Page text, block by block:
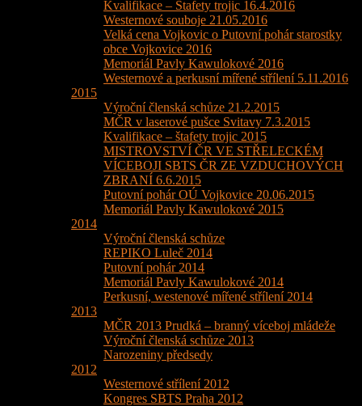
Kvalifikace – Štafety trojic 16.4.2016
Westernové souboje 21.05.2016
Velká cena Vojkovic o Putovní pohár starostky
obce Vojkovice 2016
Memoriál Pavly Kawulokové 2016
Westernové a perkusní mířené střílení 5.11.2016
2015
Výroční členská schůze 21.2.2015
MČR v laserové pušce Svitavy 7.3.2015
Kvalifikace – štafety trojic 2015
MISTROVSTVÍ ČR VE STŘELECKÉM
VÍCEBOJI SBTS ČR ZE VZDUCHOVÝCH
ZBRANÍ 6.6.2015
Putovní pohár OÚ Vojkovice 20.06.2015
Memoriál Pavly Kawulokové 2015
2014
Výroční členská schůze
REPIKO Luleč 2014
Putovní pohár 2014
Memoriál Pavly Kawulokové 2014
Perkusní, westenové mířené střílení 2014
2013
MČR 2013 Prudká – branný víceboj mládeže
Výroční členská schůze 2013
Narozeniny předsedy
2012
Westernové střílení 2012
Kongres SBTS Praha 2012